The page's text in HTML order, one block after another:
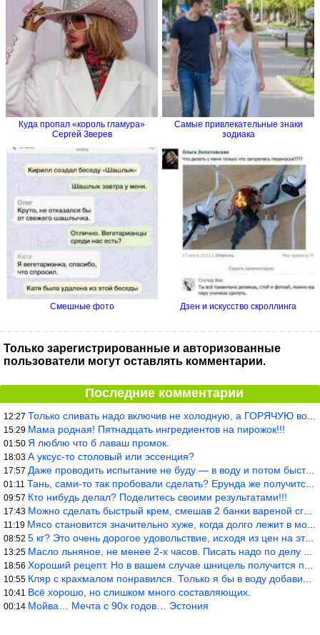
Куда пропал «король гламура»
Сергей Зверев
Самые привлекательные знаки
зодиака
Смешные фото Дзен и искусство скроллинга
Только зарегистрированные и авторизованные
пользователи могут оставлять комментарии.
Последние комментарии
12:27 Только сливать надо включив не холодную, а ГОРЯЧУЮ воду. Трубы в
15:29 Мама родная! Пятнадцать ингредиентов на пирожок!!!
01:50 Я люблю что б лаваш промок.
18:03 А уксус-то столовый или эссенция?
17:57 Даже проводить испытание не буду — в воду и потом быстро в раска
01:11 Тань, сами-то так пробовали сделать? Ерунда же получится. Нет, с
09:57 Кто нибудь делал? Поделитесь своими результатами!!!
17:43 Можно сделать быстрый крем, смешав 2 банки вареной сгущенки со с
11:19 Мясо становится значительно хуже, когда долго лежит в морозилке
08:52 5 кг? Это очень дорогое удовольствие, исходя из цен на эту ягоду
13:25 Масло льняное, не менее 2-х часов. Писать надо по делу и подробн
18:56 Хороший рецепт. Но в вашем случае шницель получится парено-варен
10:55 Кляр с крахмалом понравился. Только я бы в воду добавил бы молок
10:41 Всё хорошо, но слишком много составляющих.
00:14 Мойва… Мечта с 90х годов… Эстония